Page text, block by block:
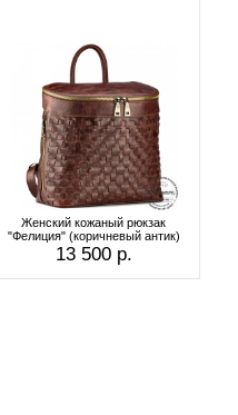
Женский кожаный рюкзак
"Фелиция" (коричневый антик)
13 500 р.